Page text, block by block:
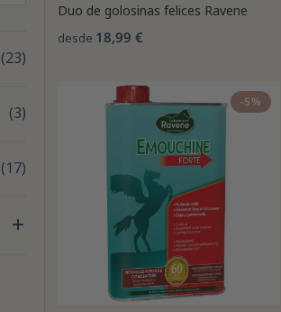
23
3
17
Duo de golosinas felices Ravene
desde 18,99 €
-5%